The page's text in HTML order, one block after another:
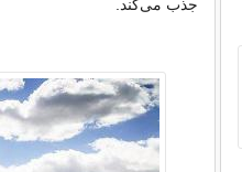
جذب می‌کند.